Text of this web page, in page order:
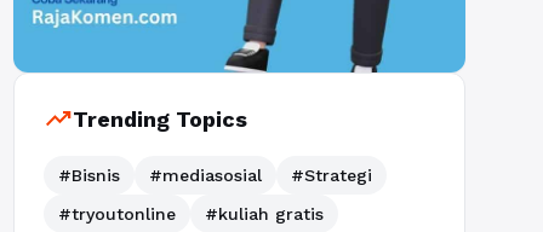
trending_upTrending Topics
#Bisnis #mediasosial
#Strategi
#tryoutonline
#kuliah gratis